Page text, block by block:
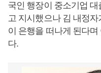
국인 행장이 중소기업
고 지시했으나 김 내정
이 은행을 떠나게 된다
다.